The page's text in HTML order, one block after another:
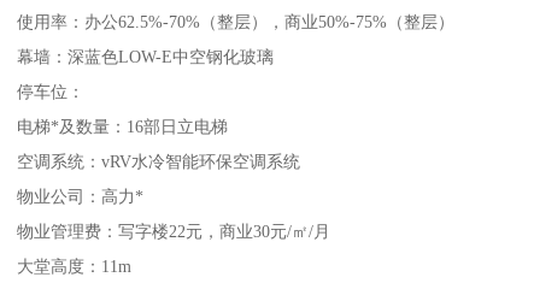
使用率：办公62.5%-70%（整层），商业50%-75%（整层）
幕墙：深蓝色LOW-E中空钢化玻璃
停车位：
电梯*及数量：16部日立电梯
空调系统：vRV水冷智能环保空调系统
物业公司：高力*
物业管理费：写字楼22元，商业30元/㎡/月
大堂高度：11m